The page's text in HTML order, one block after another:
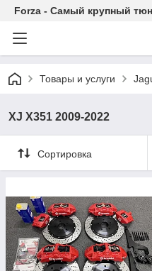
Forza - Самый крупный
Товары и услуги
XJ X351 2009-2022
Сортировка